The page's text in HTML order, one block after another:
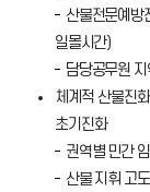
산불전문예방
일몰시간)
담당공무원
체계적 산불진
초기진화
권역별 민간
산불 지휘 고